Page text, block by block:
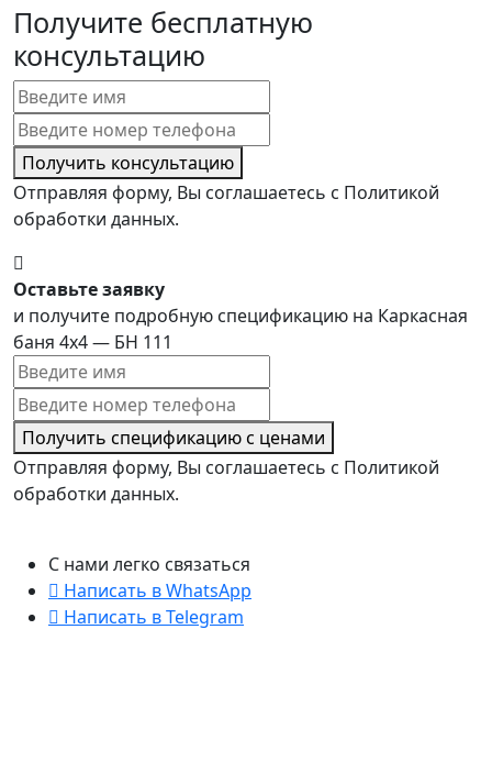
Получите бесплатную
консультацию
Получить консультацию
Отправляя форму, Вы соглашаетесь с Политикой
обработки данных.
Оставьте заявку
и получите подробную спецификацию на Каркасная
баня 4х4 — БН 111
Получить спецификацию с ценами
Отправляя форму, Вы соглашаетесь с Политикой
обработки данных.
С нами легко связаться
Написать в WhatsApp
Написать в Telegram